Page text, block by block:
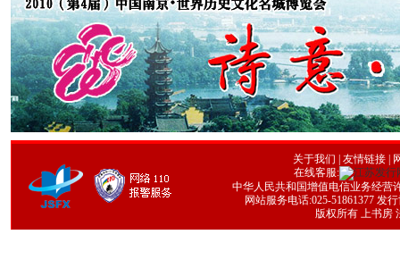
关于我们 友情链接 |
在线客服:
中华人民共和国增值电信业务经营
网站服务电话:025-51861377 发
版权所有 上书房